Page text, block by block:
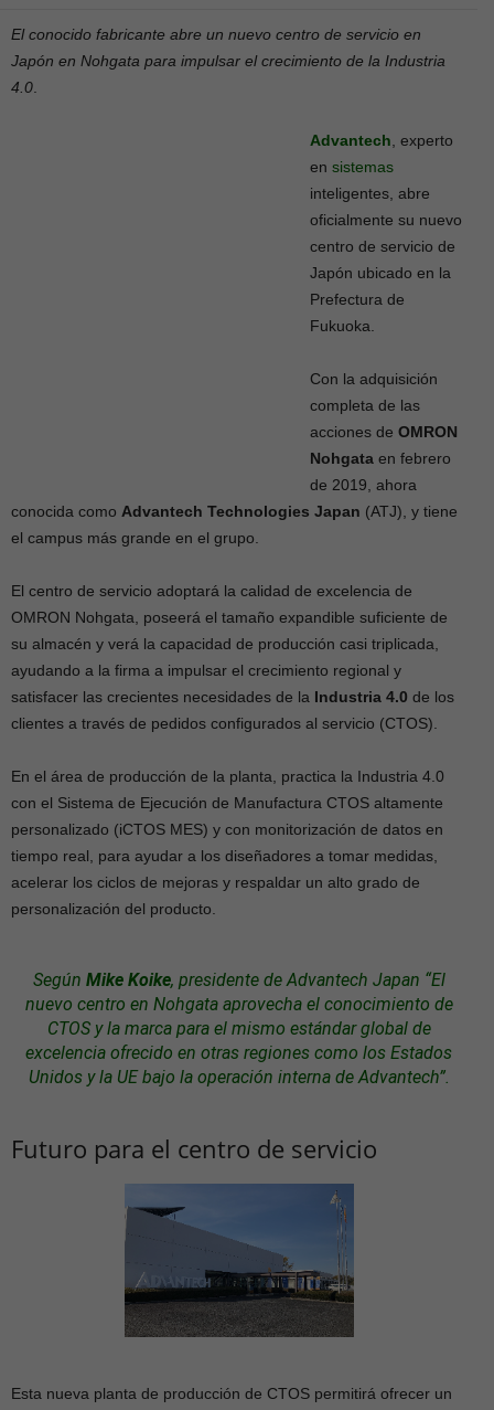
El conocido fabricante abre un nuevo centro de servicio en
Japón en Nohgata para impulsar el crecimiento de la Industria
4.0
Advantech , experto
en sistemas
inteligentes, abre
oficialmente su nuevo
centro de servicio de
Japón ubicado en la
Prefectura de
Fukuoka.
Con la adquisición
completa de las
acciones de OMRON
Nohgata en febrero
de 2019, ahora
conocida como Advantech Technologies Japan (ATJ), y tiene
el campus más grande en el grupo.
El centro de servicio adoptará la calidad de excelencia de
OMRON Nohgata, poseerá el tamaño expandible suficiente de
su almacén y verá la capacidad de producción casi triplicada,
ayudando a la firma a impulsar el crecimiento regional y
satisfacer las crecientes necesidades de la Industria 4.0 de los
clientes a través de pedidos configurados al servicio (CTOS).
En el área de producción de la planta, practica la Industria 4.0
con el Sistema de Ejecución de Manufactura CTOS altamente
personalizado (iCTOS MES) y con monitorización de datos en
tiempo real, para ayudar a los diseñadores a tomar medidas,
acelerar los ciclos de mejoras y respaldar un alto grado de
personalización del producto.
Según Mike Koike, presidente de Advantech Japan “El
nuevo centro en Nohgata aprovecha el conocimiento de
CTOS y la marca para el mismo estándar global de
excelencia ofrecido en otras regiones como los Estados
Unidos y la UE bajo la operación interna de Advantech”.
Futuro para el centro de servicio
Esta nueva planta de producción de CTOS permitirá ofrecer un